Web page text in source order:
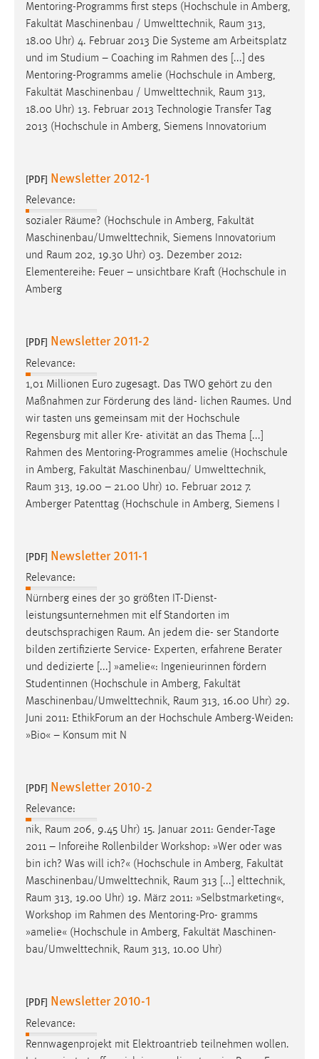
Mentoring-Programms first steps (Hochschule in Amberg,
Fakultät Maschinenbau / Umwelttechnik, Raum 313,
18.00 Uhr) 4. Februar 2013 Die Systeme am Arbeitsplatz
und im Studium – Coaching im Rahmen des [...] des
Mentoring-Programms amelie (Hochschule in Amberg,
Fakultät Maschinenbau / Umwelttechnik, Raum 313,
18.00 Uhr) 13. Februar 2013 Technologie Transfer Tag
2013 (Hochschule in Amberg, Siemens Innovatorium
[PDF] Newsletter 2012-1
Relevance:
sozialer Räume? (Hochschule in Amberg, Fakultät
Maschinenbau/Umwelttechnik, Siemens Innovatorium
und Raum 202, 19.30 Uhr) 03. Dezember 2012:
Elementereihe: Feuer – unsichtbare Kraft (Hochschule in
Amberg
[PDF] Newsletter 2011-2
Relevance:
1,01 Millionen Euro zugesagt. Das TWO gehört zu den
Maßnahmen zur Förderung des länd- lichen Raumes. Und
wir tasten uns gemeinsam mit der Hochschule
Regensburg mit aller Kre- ativität an das Thema [...]
Rahmen des Mentoring-Programmes amelie (Hochschule
in Amberg, Fakultät Maschinenbau/ Umwelttechnik,
Raum 313, 19.00 – 21.00 Uhr) 10. Februar 2012 7.
Amberger Patenttag (Hochschule in Amberg, Siemens I
[PDF] Newsletter 2011-1
Relevance:
Nürnberg eines der 30 größten IT-Dienst-
leistungsunternehmen mit elf Standorten im
deutschsprachigen Raum. An jedem die- ser Standorte
bilden zertifizierte Service- Experten, erfahrene Berater
und dedizierte [...] »amelie«: Ingenieurinnen fördern
Studentinnen (Hochschule in Amberg, Fakultät
Maschinenbau/Umwelttechnik, Raum 313, 16.00 Uhr) 29.
Juni 2011: EthikForum an der Hochschule Amberg-Weiden:
»Bio« – Konsum mit N
[PDF] Newsletter 2010-2
Relevance:
nik, Raum 206, 9.45 Uhr) 15. Januar 2011: Gender-Tage
2011 – Inforeihe Rollenbilder Workshop: »Wer oder was
bin ich? Was will ich?« (Hochschule in Amberg, Fakultät
Maschinenbau/Umwelttechnik, Raum 313 [...] elttechnik,
Raum 313, 19.00 Uhr) 19. März 2011: »Selbstmarketing«,
Workshop im Rahmen des Mentoring-Pro- gramms
»amelie« (Hochschule in Amberg, Fakultät Maschinen-
bau/Umwelttechnik, Raum 313, 10.00 Uhr)
[PDF] Newsletter 2010-1
Relevance:
Rennwagenprojekt mit Elektroantrieb teilnehmen wollen.